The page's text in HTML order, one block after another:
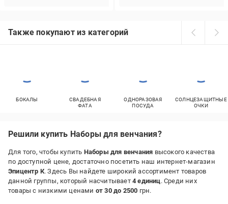
Также покупают из категорий
БОКАЛЫ
СВАДЕБНАЯ
ФАТА
ОДНОРАЗОВАЯ
ПОСУДА
СОЛНЦЕЗАЩИТНЫЕ
ОЧКИ
Решили купить Наборы для венчания?
Для того, чтобы купить Наборы для венчания высокого качества
по доступной цене, достаточно посетить наш интернет-магазин
Эпицентр К. Здесь Вы найдете широкий ассортимент товаров
данной группы, который насчитывает 4 единиц. Среди них
товары с низкими ценами от 30 до 2500 грн.